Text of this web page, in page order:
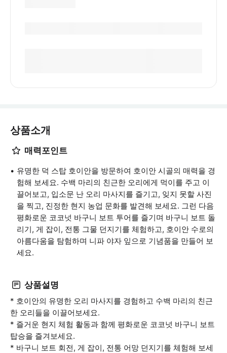
상품소개
매력포인트
유명한 덕 스탑 호이안을 방문하여 호이안 시골의 매력을 경
험해 보세요. 수백 마리의 친근한 오리에게 먹이를 주고 이
끌어보고, 입소문 난 오리 마사지를 즐기고, 잊지 못할 사진
을 찍고, 진정한 현지 농업 문화를 발견해 보세요. 그런 다음
평화로운 코코넛 바구니 보트 투어를 즐기며 바구니 보트 돌
리기, 게 잡이, 전통 그물 던지기를 체험하고, 호이안 수로의
아름다움을 탐험하며 니파 야자 잎으로 기념품을 만들어 보
세요.
상품설명
* 호이안의 유명한 오리 마사지를 경험하고 수백 마리의 친근
한 오리들을 이끌어보세요.
* 즐거운 현지 체험 활동과 함께 평화로운 코코넛 바구니 보트
탑승을 즐겨보세요.
* 바구니 보트 회전, 게 잡이, 전통 어망 던지기를 체험해 보세